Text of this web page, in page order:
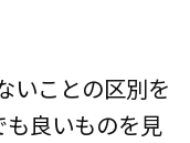
いことの区別を
良いものを見